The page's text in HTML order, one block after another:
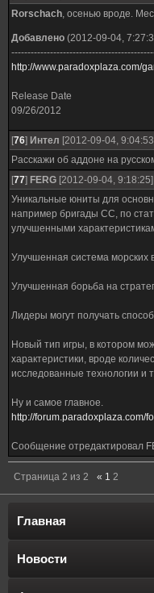
Rorschach, осенью вроде.
Добавлено (2012-09-04,
http://www.paradoxplaza.com/
Release Date
09/26/2012
[76] Интел [2012-09-04,
Расскажи об аддоне на
[77] FERG [2012-09-04, 9:18:25]
Уникальные юниты для
например бригады СС, по
улучшенными
Улучшенная система морских
Улучшенная борьба на
Лидеры могут получать
Новый тип игры, в котором
характеристики, вроде
исследованные технологии и
Ну и самое главное.
http://forum.paradoxplaza.com/
Сообщение отредактировал
Страница 2 из 2 « 1 2
Главная
Новости